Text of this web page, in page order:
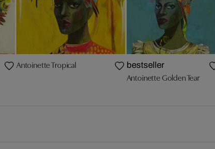
Antoinette Tropical bestseller
Antoinette Golden Tear